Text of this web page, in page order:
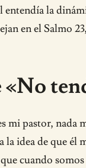
entendía la
en el Salmo
mi pastor,
la idea de que
cuando